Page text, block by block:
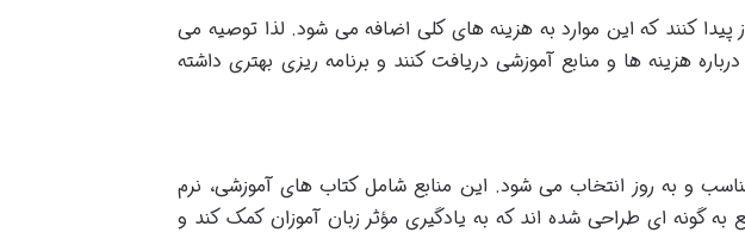
پیدا کنند که این موارد به هزینه های کلی اضافه می شود. لذا توصیه می
هزینه ها و منابع آموزشی دریافت کنند و برنامه ریزی بهتری داشته
و به روز انتخاب می شود. این منابع شامل کتاب های آموزشی، نرم
به گونه ای طراحی شده اند که به یادگیری مؤثر زبان آموزان کمک کند و